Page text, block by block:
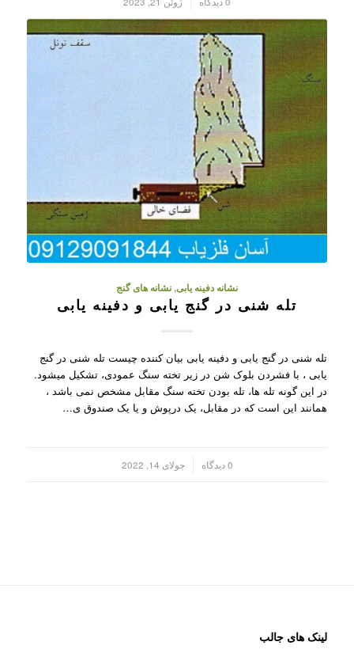
نشانه دفینه یابی,نشانه های گنج
تله شنی در گنج یابی و دفینه یابی
تله شنی در گنج یابی و دفینه یابی بیان کننده چیست تله شنی در گنج
یابی ، با فشردن بلوک شن در زیر تخته سنگ عمودی، تشکیل میشود.
در این گونه تله ها، تله بودن تخته سنگ مقابل مشخص نمی باشد ،
همانند این است که در مقابل، یک درپوش و یا یک صندوق ی…
0 دیدگاه جولای 14, 2022
لینک های جالب